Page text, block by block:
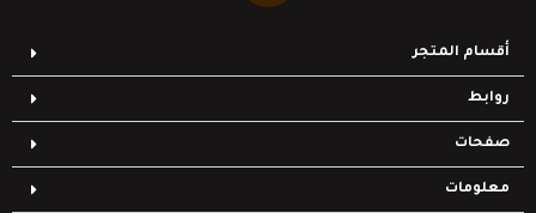
أقسام المتجر
روابط
صفحات
معلومات